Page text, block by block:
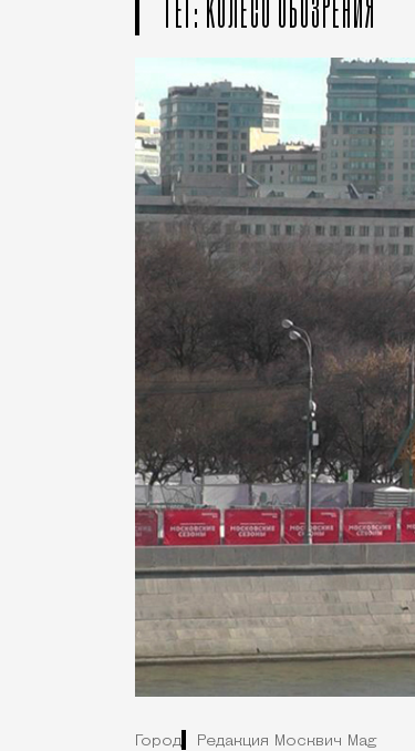
Город Редакция Москвич Mag